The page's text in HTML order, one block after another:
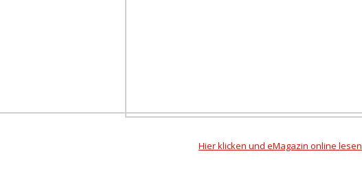
Hier klicken und eMagazin online lesen